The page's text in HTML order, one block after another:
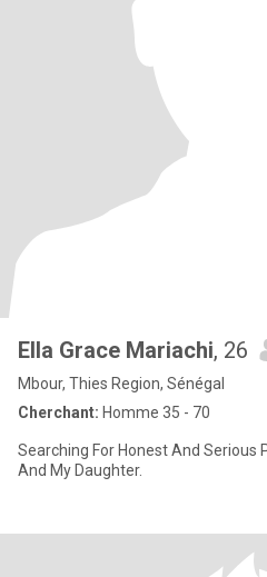
Ella Grace Mariachi, 26
Mbour, Thies Region, Sénégal
Cherchant: Homme 35 - 70
Searching For Honest And Serious
And My Daughter.